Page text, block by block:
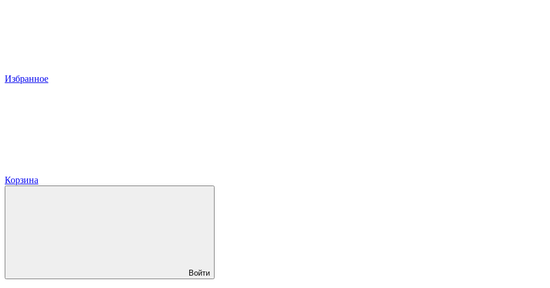
Избранное
Корзина
Войти